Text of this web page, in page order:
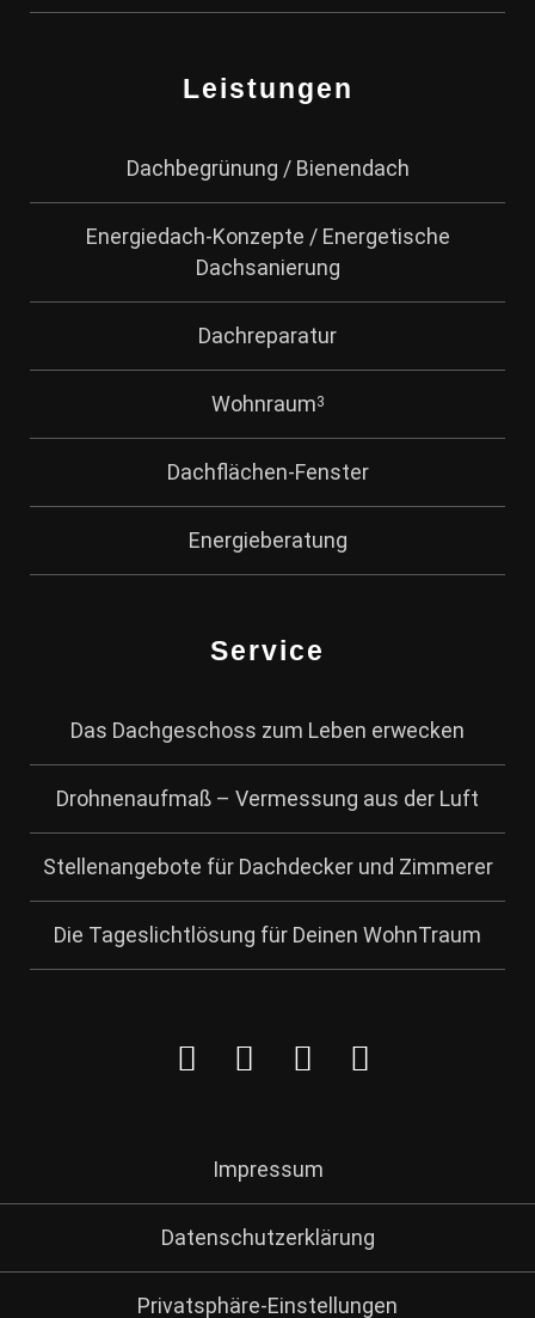
Leistungen
Dachbegrünung / Bienendach
Energiedach-Konzepte / Energetische
Dachsanierung
Dachreparatur
Wohnraum3
Dachflächen-Fenster
Energieberatung
Service
Das Dachgeschoss zum Leben erwecken
Drohnenaufmaß – Vermessung aus der Luft
Stellenangebote für Dachdecker und Zimmerer
Die Tageslichtlösung für Deinen WohnTraum
Impressum
Datenschutzerklärung
Privatsphäre-Einstellungen